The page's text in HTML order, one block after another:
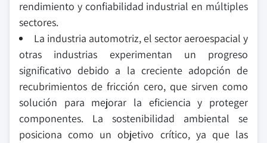
rendimiento y confiabilidad industrial en múltiples
sectores.
La industria automotriz, el sector aeroespacial y
otras industrias experimentan un progreso
significativo debido a la creciente adopción de
recubrimientos de fricción cero, que sirven como
solución para mejorar la eficiencia y proteger
componentes. La sostenibilidad ambiental se
posiciona como un objetivo crítico, ya que las